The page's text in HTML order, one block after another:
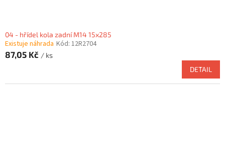
04 - hřídel kola zadní M14 15x285
Existuje náhrada Kód: 12R2704
87,05 Kč / ks
DETAIL